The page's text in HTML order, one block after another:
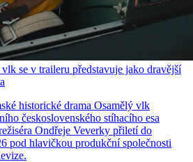
se v traileru představuje jako dravější
historické drama Osamělý vlk
československého stíhacího esa
Ondřeje Veverky přiletí do
pod hlavičkou produkční společnosti